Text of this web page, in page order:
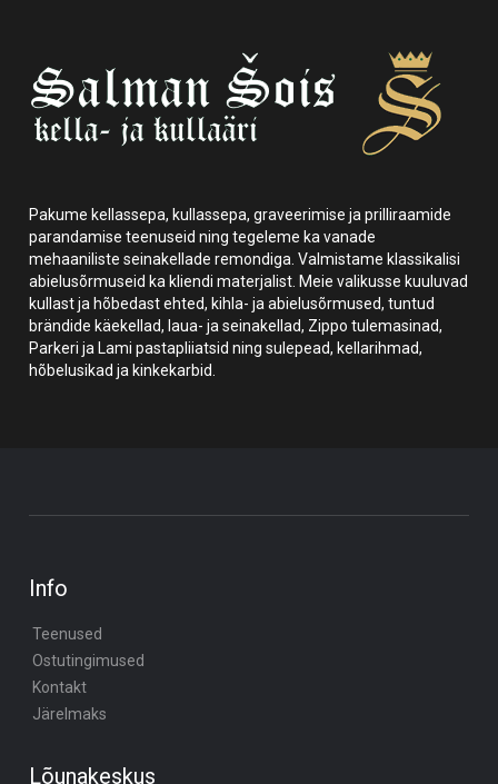
Pakume kellassepa, kullassepa, graveerimise ja prilliraamide
parandamise teenuseid ning tegeleme ka vanade
mehaaniliste seinakellade remondiga. Valmistame klassikalisi
abielusõrmuseid ka kliendi materjalist. Meie valikusse kuuluvad
kullast ja hõbedast ehted, kihla- ja abielusõrmused, tuntud
brändide käekellad, laua- ja seinakellad, Zippo tulemasinad,
Parkeri ja Lami pastapliiatsid ning sulepead, kellarihmad,
hõbelusikad ja kinkekarbid.
Info
Teenused
Ostutingimused
Kontakt
Järelmaks
Lõunakeskus